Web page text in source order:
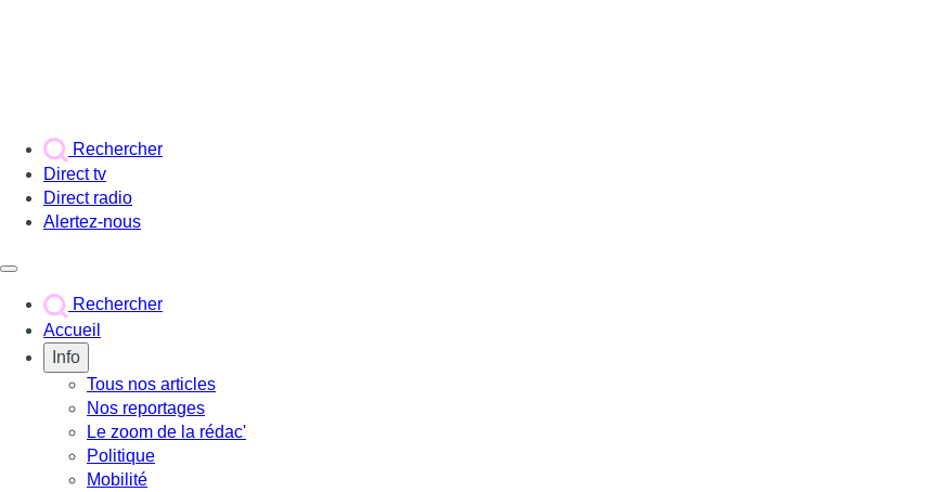
Rechercher
Direct tv
Direct radio
Alertez-nous
Rechercher
Accueil
Info
Tous nos articles
Nos reportages
Le zoom de la rédac'
Politique
Mobilité